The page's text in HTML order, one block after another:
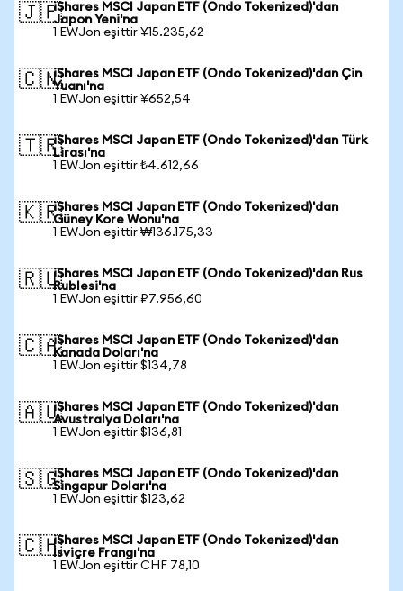
🇯🇵iShares MSCI Japan ETF (Ondo Tokenized)'dan
Japon Yeni'na
1 EWJon eşittir ¥15.235,62
🇨🇳iShares MSCI Japan ETF (Ondo Tokenized)'dan Çin
Yuanı'na
1 EWJon eşittir ¥652,54
🇹🇷iShares MSCI Japan ETF (Ondo Tokenized)'dan Türk
Lirası'na
1 EWJon eşittir ₺4.612,66
🇰🇷iShares MSCI Japan ETF (Ondo Tokenized)'dan
Güney Kore Wonu'na
1 EWJon eşittir ₩136.175,33
🇷🇺iShares MSCI Japan ETF (Ondo Tokenized)'dan Rus
Rublesi'na
1 EWJon eşittir ₽7.956,60
🇨🇦iShares MSCI Japan ETF (Ondo Tokenized)'dan
Kanada Doları'na
1 EWJon eşittir $134,78
🇦🇺iShares MSCI Japan ETF (Ondo Tokenized)'dan
Avustralya Doları'na
1 EWJon eşittir $136,81
🇸🇬iShares MSCI Japan ETF (Ondo Tokenized)'dan
Singapur Doları'na
1 EWJon eşittir $123,62
🇨🇭iShares MSCI Japan ETF (Ondo Tokenized)'dan
İsviçre Frangı'na
1 EWJon eşittir CHF 78,10